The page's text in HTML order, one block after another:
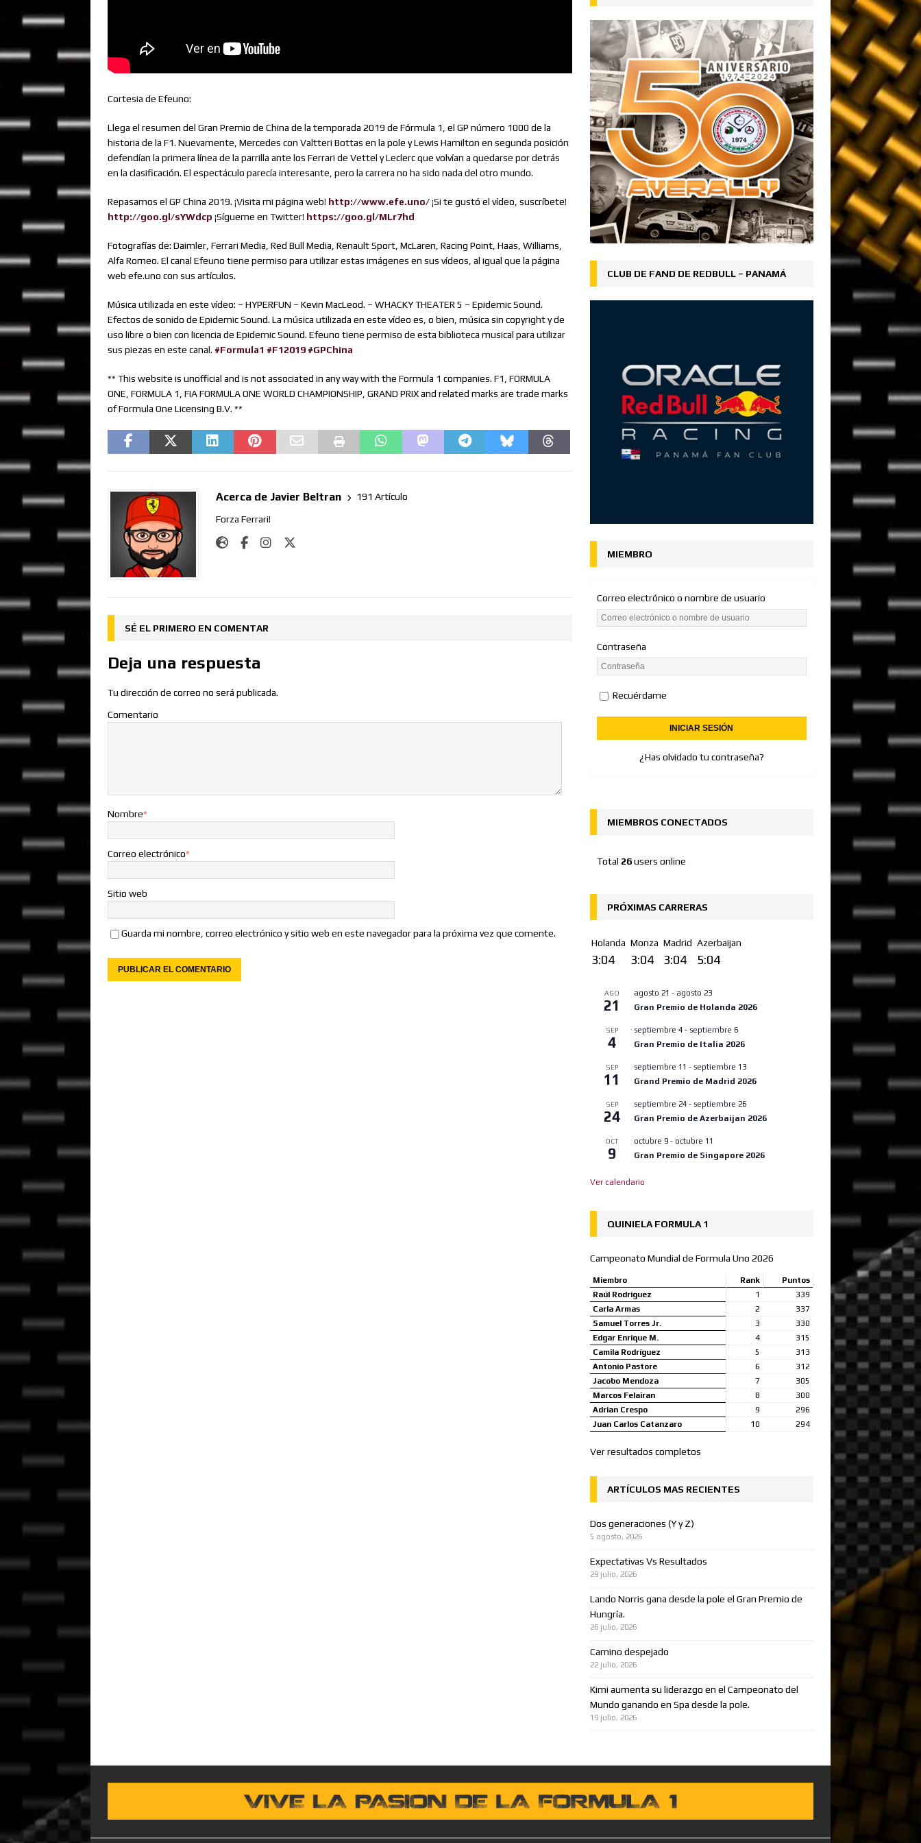
Cortesia de Efeuno:
Llega el resumen del Gran Premio de China de la temporada 2019 de Fórmula 1, el GP número 1000 de la
historia de la F1. Nuevamente, Mercedes con Valtteri Bottas en la pole y Lewis Hamilton en segunda posición
defendían la primera línea de la parrilla ante los Ferrari de Vettel y Leclerc que volvían a quedarse por detrás
en la clasificación. El espectáculo parecía interesante, pero la carrera no ha sido nada del otro mundo.
Repasamos el GP China 2019. ¡Visita mi página web! http://www.efe.uno/¡Si te gustó el vídeo, suscríbete!
http://goo.gl/sYWdcp ¡Sígueme en Twitter! https://goo.gl/MLr7hd
Fotografías de: Daimler, Ferrari Media, Red Bull Media, Renault Sport, McLaren, Racing Point, Haas, Williams,
Alfa Romeo. El canal Efeuno tiene permiso para utilizar estas imágenes en sus vídeos, al igual que la página
web efe.uno con sus artículos.
Música utilizada en este vídeo: – HYPERFUN – Kevin MacLeod. – WHACKY THEATER 5 – Epidemic Sound.
Efectos de sonido de Epidemic Sound. La música utilizada en este vídeo es, o bien, música sin copyright y de
uso libre o bien con licencia de Epidemic Sound. Efeuno tiene permiso de esta biblioteca musical para utilizar
sus piezas en este canal. #Formula1 #F12019 #GPChina
** This website is unofficial and is not associated in any way with the Formula 1 companies. F1, FORMULA
ONE, FORMULA 1, FIA FORMULA ONE WORLD CHAMPIONSHIP, GRAND PRIX and related marks are trade marks
of Formula One Licensing B.V. **
Acerca de Javier Beltran 191 Artículo
Forza Ferrari!
SÉ EL PRIMERO EN COMENTAR
Deja una respuesta
Tu dirección de correo no será publicada.
Comentario
Nombre*
Correo electrónico*
Sitio web
Guarda mi nombre, correo electrónico y sitio web en este navegador para la próxima vez que comente.
CLUB DE FAND DE REDBULL – PANAMÁ
MIEMBRO
Correo electrónico o nombre de usuario
Contraseña
Recuérdame
¿Has olvidado tu contraseña?
MIEMBROS CONECTADOS
Total 26users online
PRÓXIMAS CARRERAS
Holanda
3:04
Monza
3:04
Madrid
3:04
Azerbaijan
5:04
AGO
21
agosto 21 - agosto 23
Gran Premio de Holanda 2026
SEP
4
septiembre 4- septiembre 6
Gran Premio de Italia 2026
SEP
11
septiembre 11 - septiembre 13
Grand Premio de Madrid 2026
SEP
24
septiembre 24- septiembre 26
Gran Premio de Azerbaijan 2026
OCT
9
octubre 9- octubre 11
Gran Premio de Singapore 2026
Ver calendario
QUINIELA FORMULA 1
Campeonato Mundial de Formula Uno 2026
Miembro Rank
Puntos
Raúl Rodriguez
1
339
Carla Armas
2
337
Samuel Torres Jr.
3
330
Edgar Enrique M.
4
315
Camila Rodríguez
5
313
Antonio Pastore
6
312
Jacobo Mendoza
7
305
Marcos Felairan
8
300
Adrian Crespo
9
296
Juan Carlos Catanzaro
10 294
Ver resultados completos
ARTÍCULOS MAS RECIENTES
Dos generaciones (Y y Z)
5 agosto, 2026
Expectativas Vs Resultados
29 julio, 2026
Lando Norris gana desde la pole el Gran Premio de
Hungría.
26 julio, 2026
Camino despejado
22 julio, 2026
Kimi aumenta su liderazgo en el Campeonato del
Mundo ganando en Spa desde la pole.
19 julio, 2026